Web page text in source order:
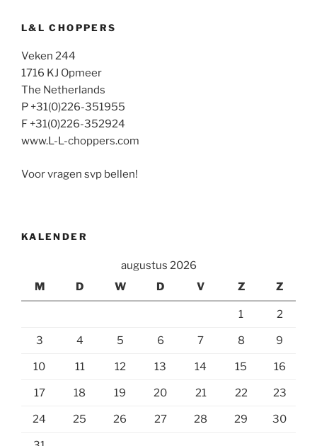
L&L CHOPPERS
Veken 244
1716 KJ Opmeer
The Netherlands
P +31(0)226-351955
F +31(0)226-352924
www.L-L-choppers.com
Voor vragen svp bellen!
KALENDER
augustus 2026
M
D W D V Z Z
1 2
3 4 5 6 7 8 9
10 11 12 13 14 15 16
17 18 19 20 21 22 23
24 25 26 27 28 29 30